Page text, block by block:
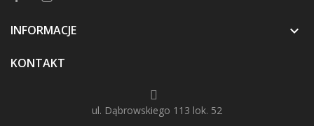
INFORMACJE 
KONTAKT
ul. Dąbrowskiego 113 lok. 52